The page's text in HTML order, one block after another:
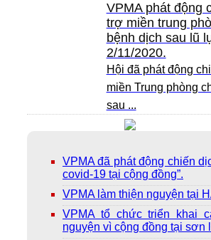
VPMA phát động
trợ miền trung
bệnh dịch sau lũ
2/11/2020.
Hội đã phát động
miền Trung phòng
sau ...
VPMA đã phát động chiến
covid-19 tại cộng đồng”.
VPMA làm thiện nguyện tại
VPMA tổ chức triển khai
nguyện vì cộng đồng tại sơn